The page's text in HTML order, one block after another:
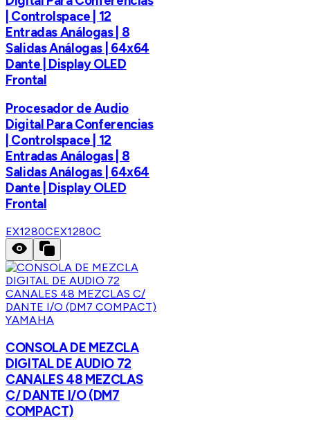
| Controlspace | 12
Entradas Análogas | 8
Salidas Análogas | 64x64
Dante | Display OLED
Frontal
Procesador de Audio
Digital Para Conferencias
| Controlspace | 12
Entradas Análogas | 8
Salidas Análogas | 64x64
Dante | Display OLED
Frontal
EX1280CEX1280C
YAMAHA
CONSOLA DE MEZCLA
DIGITAL DE AUDIO 72
CANALES 48 MEZCLAS
C/ DANTE I/O (DM7
COMPACT)